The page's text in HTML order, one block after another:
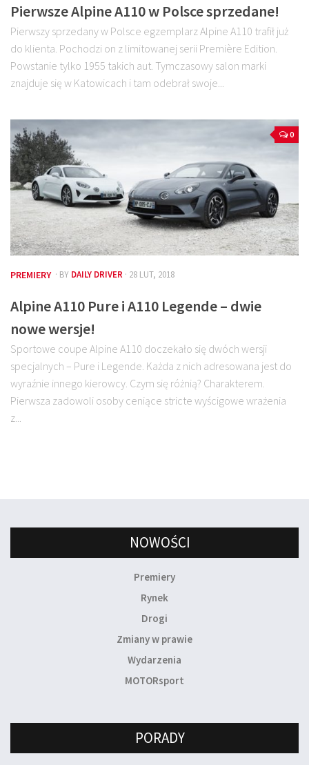
Pierwsze Alpine A110 w Polsce sprzedane!
Pierwszy sprzedany w Polsce egzemplarz Alpine A110 trafił już
do klienta. Pochodzi on z limitowanej serii Première Edition.
Powstanie tylko 1955 takich aut. Tymczasowy salon marki
znajduje się w Katowicach i tam odebrał swoje...
0
PREMIERY · BY DAILY DRIVER · 28 LUT, 2018
Alpine A110 Pure i A110 Legende – dwie
nowe wersje!
Sportowe coupe Alpine A110 doczekało się dwóch wersji
specjalnych – Pure i Legende. Każda z nich adresowana jest do
wyraźnie innego kierowcy. Czym się różnią? Charakterem.
Pierwsza zadowoli osoby ceniące stricte wyścigowe wrażenia
z...
NOWOŚCI
Premiery
Rynek
Drogi
Zmiany w prawie
Wydarzenia
MOTORsport
PORADY